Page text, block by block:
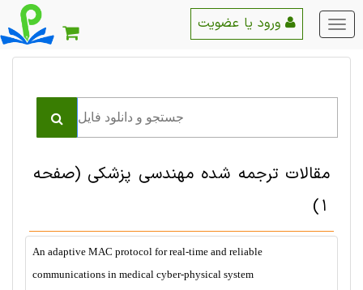
منو
اصلی
مقالات ترجمه شده مهندسی پزشکی (صفحه
1)
An adaptive MAC protocol for real-time and reliable
communications in medical cyber-physical system